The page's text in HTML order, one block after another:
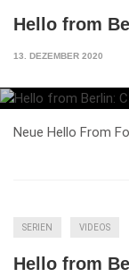
Hello from
13. DEZEMBER 2020
Neue Hello From
SERIEN VIDEOS
Hello from